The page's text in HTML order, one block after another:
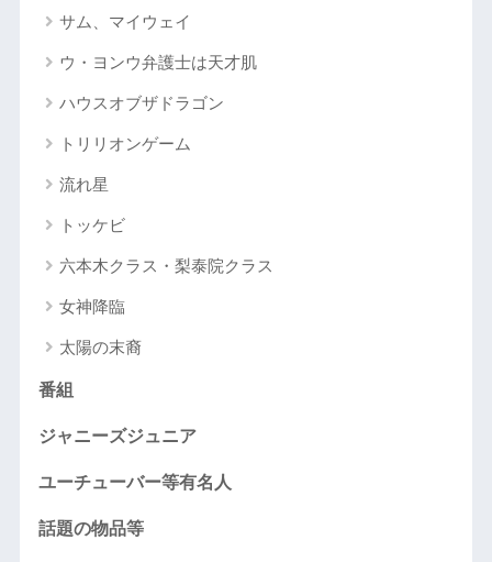
サム、マイウェイ
ウ・ヨンウ弁護士は天才肌
ハウスオブザドラゴン
トリリオンゲーム
流れ星
トッケビ
六本木クラス・梨泰院クラス
女神降臨
太陽の末裔
番組
ジャニーズジュニア
ユーチューバー等有名人
話題の物品等